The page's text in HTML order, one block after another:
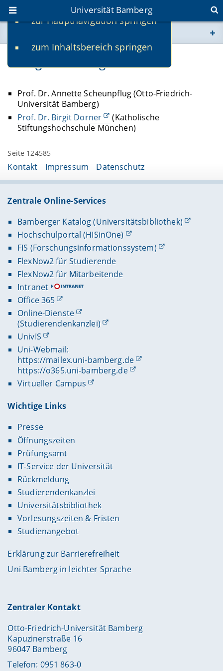
zur Hauptnavigation springen
zum Inhaltsbereich springen
Universität Bamberg
www.uni-bamberg.de
fis.uni-bamberg.de
Kollegiale Leitung
Prof. Dr. Annette Scheunpflug (Otto-Friedrich-
Universität Bamberg)
Prof. Dr. Birgit Dorner
(Katholische
Stiftungshochschule München)
Seite 124585
Kontakt Impressum Datenschutz
Zentrale Online-Services
Bamberger Katalog (Universitätsbibliothek)
Hochschulportal (HISinOne)
FIS (Forschungsinformationssystem)
FlexNow2 für Studierende
FlexNow2 für Mitarbeitende
Intranet
Office 365
Online-Dienste
(Studierendenkanzlei)
UnivIS
Uni-Webmail:
https://mailex.uni-bamberg.de
https://o365.uni-bamberg.de
Virtueller Campus
Wichtige Links
Presse
Öffnungszeiten
Prüfungsamt
IT-Service der Universität
Rückmeldung
Studierendenkanzlei
Universitätsbibliothek
Vorlesungszeiten & Fristen
Studienangebot
Erklärung zur Barrierefreiheit
Uni Bamberg in leichter Sprache
Zentraler Kontakt
Otto-Friedrich-Universität Bamberg
Kapuzinerstraße 16
96047 Bamberg
Telefon: 0951 863-0